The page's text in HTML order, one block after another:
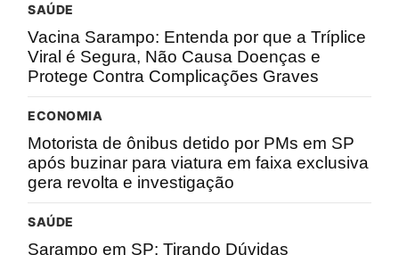
SAÚDE
Vacina Sarampo: Entenda por que a Tríplice
Viral é Segura, Não Causa Doenças e
Protege Contra Complicações Graves
ECONOMIA
Motorista de ônibus detido por PMs em SP
após buzinar para viatura em faixa exclusiva
gera revolta e investigação
SAÚDE
Sarampo em SP: Tirando Dúvidas